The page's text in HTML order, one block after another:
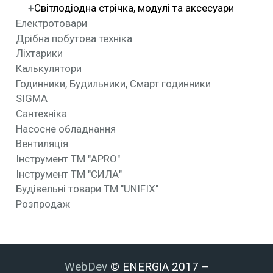
Світлодіодна стрічка, модулі та аксесуари
Електротовари
Дрібна побутова техніка
Ліхтарики
Калькулятори
Годинники, Будильники, Смарт годинники
SIGMA
Сантехніка
Насосне обладнання
Вентиляція
Інструмент ТМ "APRO"
Інструмент ТМ "СИЛА"
Будівельні товари ТМ "UNIFIX"
Розпродаж
WebDev © ENERGIA 2017 –